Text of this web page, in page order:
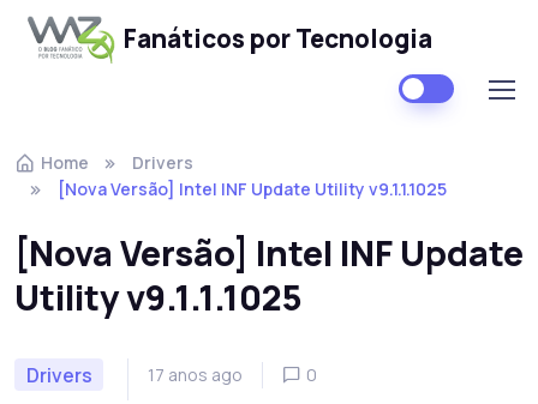
Fanáticos por Tecnologia
Home
Drivers
[Nova Versão] Intel INF Update Utility v9.1.1.1025
[Nova Versão] Intel INF Update
Utility v9.1.1.1025
Drivers 17 anos ago 0